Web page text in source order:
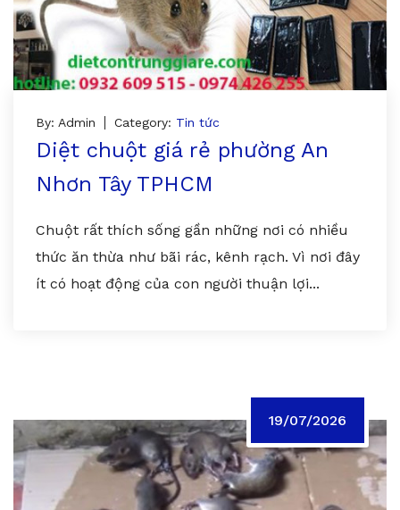
By: Admin Category: Tin tức
Diệt chuột giá rẻ phường An
Nhơn Tây TPHCM
Chuột rất thích sống gần những nơi có nhiều
thức ăn thừa như bãi rác, kênh rạch. Vì nơi đây
ít có hoạt động của con người thuận lợi...
19/07/2026